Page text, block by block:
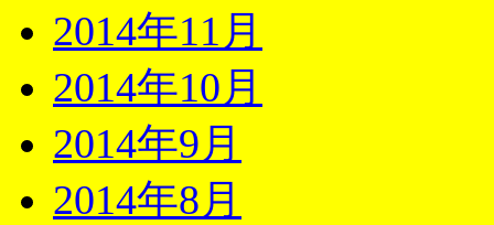
2014年11月
2014年10月
2014年9月
2014年8月